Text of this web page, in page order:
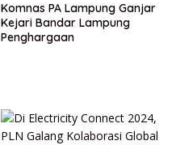
Komnas PA Lampung Ganjar
Kejari Bandar Lampung
Penghargaan